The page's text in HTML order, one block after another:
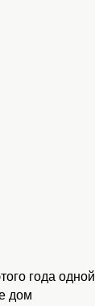
года одной
дом